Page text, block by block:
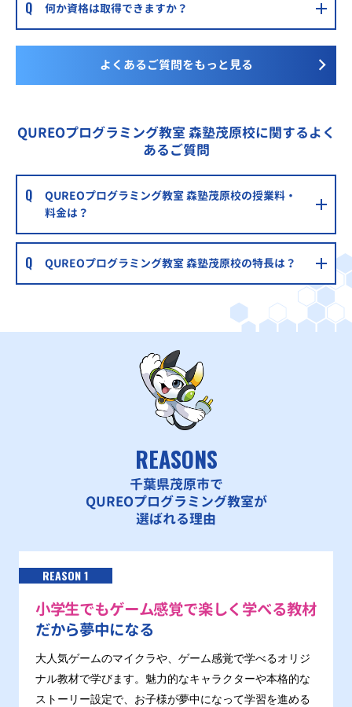
何か資格は取得できますか？
よくあるご質問をもっと見る
QUREOプログラミング教室 森塾茂原校に関するよく
あるご質問
QUREOプログラミング教室 森塾茂原校の授業料・
料金は？
QUREOプログラミング教室 森塾茂原校の特長は？
REASONS
千葉県茂原市で
QUREOプログラミング教室が
選ばれる理由
REASON 1
小学生でもゲーム感覚で楽しく学べる教材
だから夢中になる
大人気ゲームのマイクラや、ゲーム感覚で学べるオリジ
ナル教材で学びます。魅力的なキャラクターや本格的な
ストーリー設定で、お子様が夢中になって学習を進める